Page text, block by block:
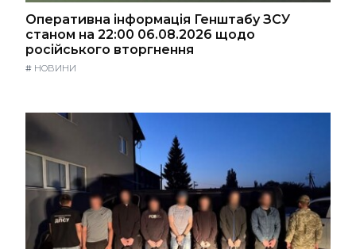
Оперативна інформація Генштабу ЗСУ
станом на 22:00 06.08.2026 щодо
російського вторгнення
# НОВИНИ